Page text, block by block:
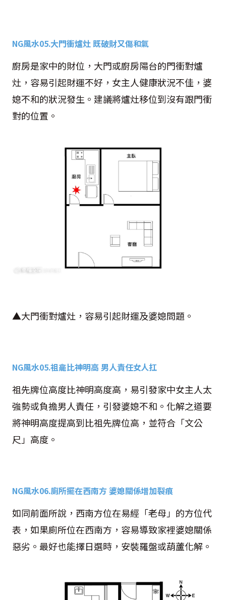
NG風水05.大門衝爐灶 既破財又傷和氣
廚房是家中的財位，大門或廚房陽台的門衝對爐
灶，容易引起財運不好，女主人健康狀況不佳，婆
媳不和的狀況發生。建議將爐灶移位到沒有跟門衝
對的位置。
▲大門衝對爐灶，容易引起財運及婆媳問題。
NG風水05.祖龕比神明高 男人責任女人扛
祖先牌位高度比神明高度高，易引發家中女主人太
強勢或負擔男人責任，引發婆媳不和。化解之道要
將神明高度提高到比祖先牌位高，並符合「文公
尺」高度。
NG風水06.廁所擺在西南方 婆媳關係增加裂痕
如同前面所說，西南方位在易經「老母」的方位代
表，如果廁所位在西南方，容易導致家裡婆媳關係
惡劣。最好也能擇日選時，安裝羅盤或葫蘆化解。